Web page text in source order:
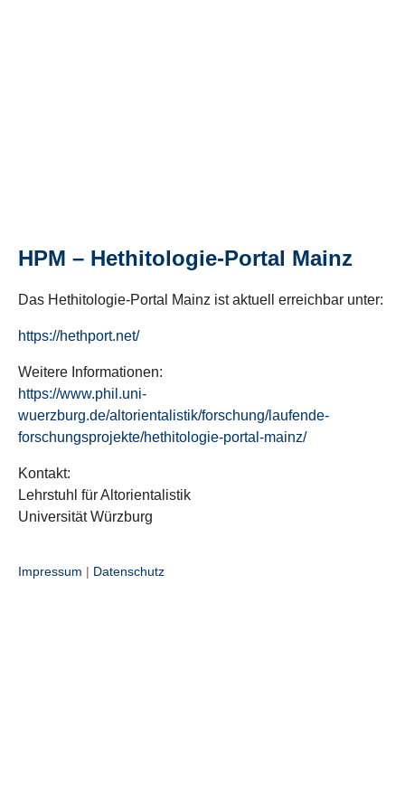
HPM – Hethitologie-Portal Mainz
Das Hethitologie-Portal Mainz ist aktuell erreichbar unter:
https://hethport.net/
Weitere Informationen:
https://www.phil.uni-
wuerzburg.de/altorientalistik/forschung/laufende-
forschungsprojekte/hethitologie-portal-mainz/
Kontakt:
Lehrstuhl für Altorientalistik
Universität Würzburg
Impressum | Datenschutz